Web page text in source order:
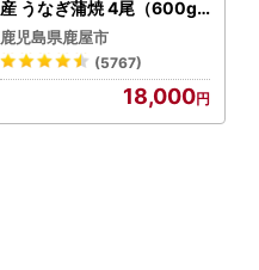
産 うなぎ蒲焼 4尾（600g
） KN007-004-04-cp18
うなぎ 鰻 魚 惣菜 総菜
鹿児島県鹿屋市
(5767)
18,000